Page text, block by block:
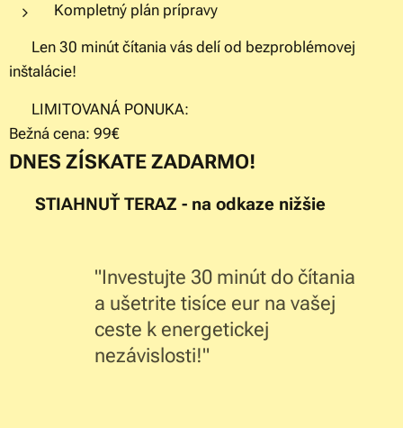
Kompletný plán prípravy
⏱️ Len 30 minút čítania vás delí od bezproblémovej
inštalácie!
🎁 LIMITOVANÁ PONUKA:
Bežná cena: 99€
DNES ZÍSKATE ZADARMO!
👉 STIAHNUŤ TERAZ - na odkaze nižšie
"Investujte 30 minút do čítania
a ušetrite tisíce eur na vašej
ceste k energetickej
nezávislosti!"